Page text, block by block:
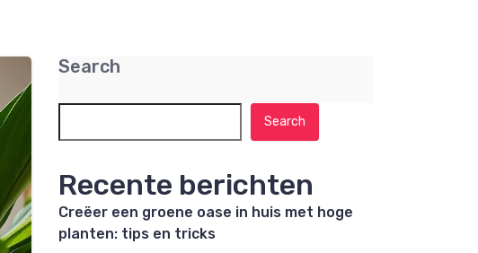
Search
Search
Recente berichten
Creëer een groene oase in huis met hoge
planten: tips en tricks